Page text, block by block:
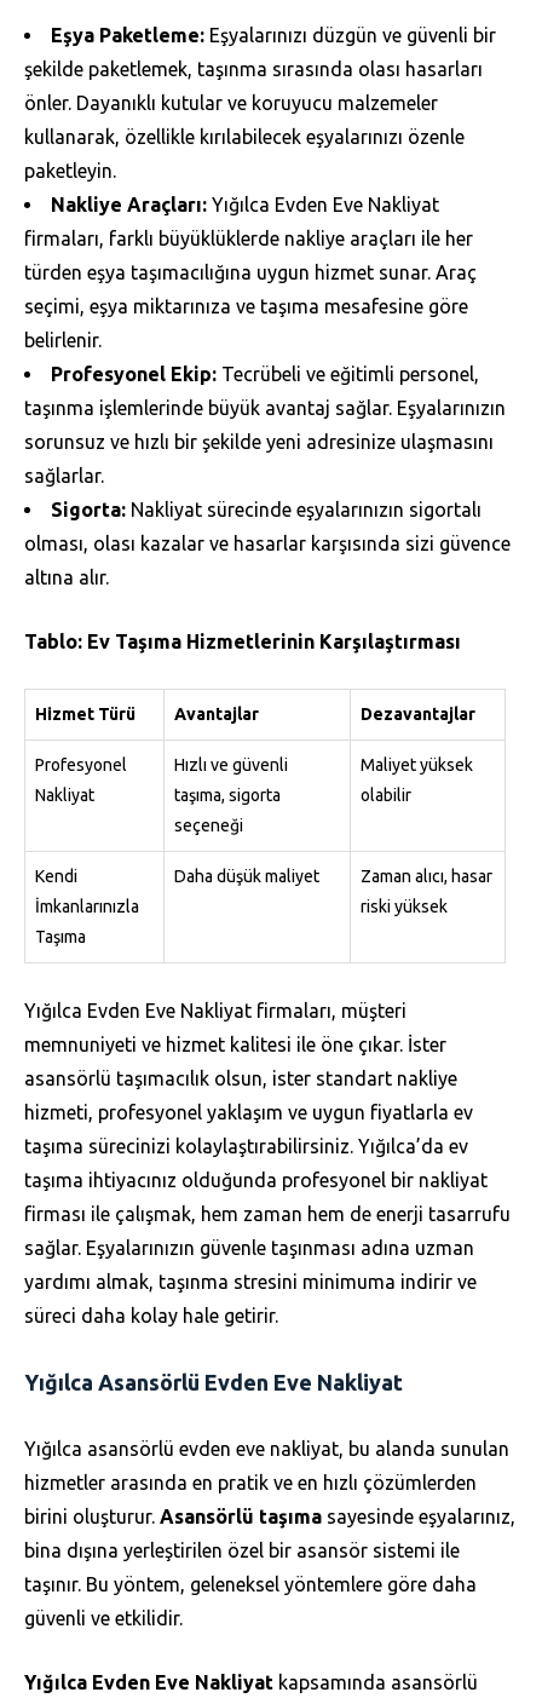
Eşya Paketleme: Eşyalarınızı düzgün ve güvenli bir
şekilde paketlemek, taşınma sırasında olası hasarları
önler. Dayanıklı kutular ve koruyucu malzemeler
kullanarak, özellikle kırılabilecek eşyalarınızı özenle
paketleyin.
Nakliye Araçları: Yığılca Evden Eve Nakliyat
firmaları, farklı büyüklüklerde nakliye araçları ile her
türden eşya taşımacılığına uygun hizmet sunar. Araç
seçimi, eşya miktarınıza ve taşıma mesafesine göre
belirlenir.
Profesyonel Ekip: Tecrübeli ve eğitimli personel,
taşınma işlemlerinde büyük avantaj sağlar. Eşyalarınızın
sorunsuz ve hızlı bir şekilde yeni adresinize ulaşmasını
sağlarlar.
Sigorta: Nakliyat sürecinde eşyalarınızın sigortalı
olması, olası kazalar ve hasarlar karşısında sizi güvence
altına alır.
Tablo: Ev Taşıma Hizmetlerinin Karşılaştırması
Hizmet Türü Avantajlar Dezavantajlar
Profesyonel
Nakliyat
Hızlı ve güvenli
taşıma, sigorta
seçeneği
Maliyet yüksek
olabilir
Kendi
İmkanlarınızla
Taşıma
Daha düşük maliyet
Zaman alıcı, hasar
riski yüksek
Yığılca Evden Eve Nakliyat firmaları, müşteri
memnuniyeti ve hizmet kalitesi ile öne çıkar. İster
asansörlü taşımacılık olsun, ister standart nakliye
hizmeti, profesyonel yaklaşım ve uygun fiyatlarla ev
taşıma sürecinizi kolaylaştırabilirsiniz. Yığılca’da ev
taşıma ihtiyacınız olduğunda profesyonel bir nakliyat
firması ile çalışmak, hem zaman hem de enerji tasarrufu
sağlar. Eşyalarınızın güvenle taşınması adına uzman
yardımı almak, taşınma stresini minimuma indirir ve
süreci daha kolay hale getirir.
Yığılca Asansörlü Evden Eve Nakliyat
Yığılca asansörlü evden eve nakliyat, bu alanda sunulan
hizmetler arasında en pratik ve en hızlı çözümlerden
birini oluşturur. Asansörlü taşıma sayesinde eşyalarınız,
bina dışına yerleştirilen özel bir asansör sistemi ile
taşınır. Bu yöntem, geleneksel yöntemlere göre daha
güvenli ve etkilidir.
Yığılca Evden Eve Nakliyat kapsamında asansörlü